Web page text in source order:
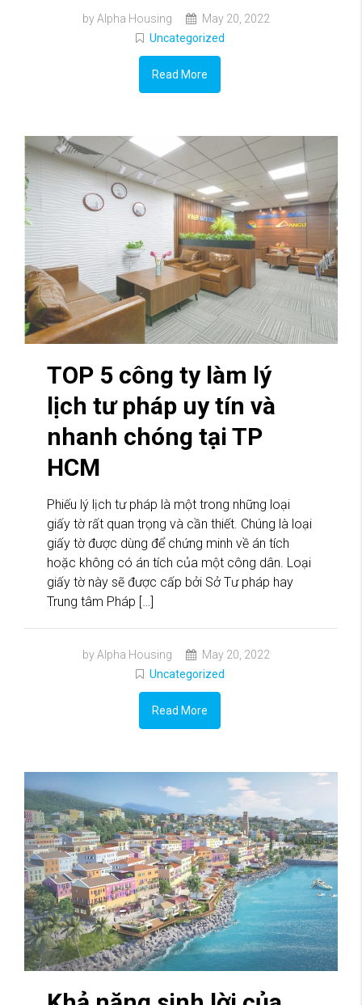
by Alpha Housing
May 20, 2022
Uncategorized
Read More
TOP 5 công ty làm lý
lịch tư pháp uy tín và
nhanh chóng tại TP
HCM
Phiếu lý lịch tư pháp là một trong những loại
giấy tờ rất quan trọng và cần thiết. Chúng là loại
giấy tờ được dùng để chứng minh về án tích
hoặc không có án tích của một công dân. Loại
giấy tờ này sẽ được cấp bởi Sở Tư pháp hay
Trung tâm Pháp […]
by Alpha Housing
May 20, 2022
Uncategorized
Read More